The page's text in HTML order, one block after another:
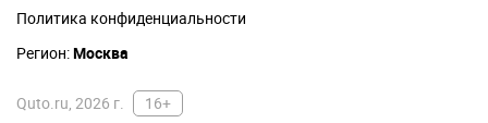
Политика конфиденциальности
Регион:Москва
Quto.ru, 2026 г. 16+